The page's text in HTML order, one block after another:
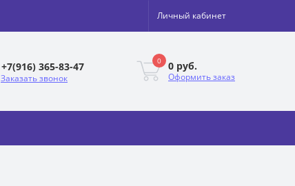
Личный кабинет
+7(916) 365-83-47
Заказать звонок
0 0 руб.
Оформить заказ